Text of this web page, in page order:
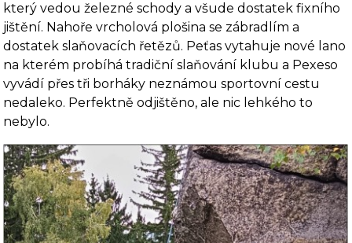
který vedou železné schody a všude dostatek fixního
jištění. Nahoře vrcholová plošina se zábradlím a
dostatek slaňovacích řetězů. Peťas vytahuje nové lano
na kterém probíhá tradiční slaňování klubu a Pexeso
vyvádí přes tři borháky neznámou sportovní cestu
nedaleko. Perfektně odjištěno, ale nic lehkého to
nebylo.